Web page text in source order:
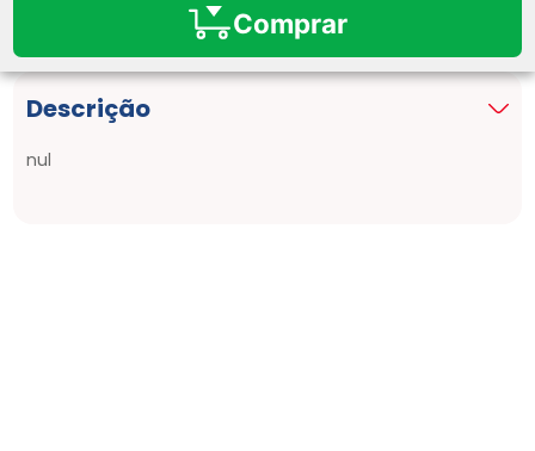
Comprar
Descrição
nul